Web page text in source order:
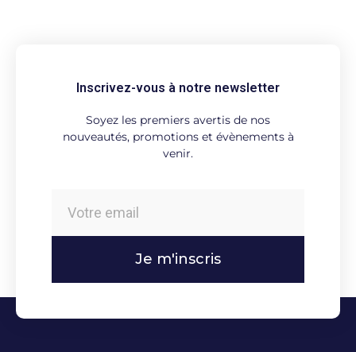
Inscrivez-vous à notre newsletter
Soyez les premiers avertis de nos
nouveautés, promotions et évènements à
venir.
Je m'inscris